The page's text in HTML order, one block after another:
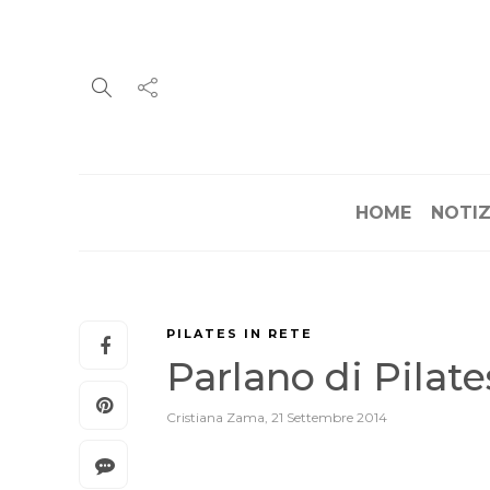
HOME
PILATES IN RETE
Parlano di
Cristiana Zama, 21 Settembre 2014